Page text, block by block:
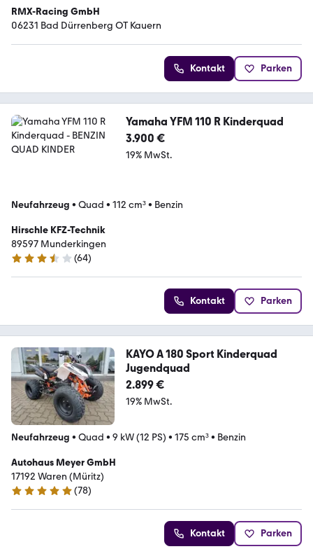
RMX-Racing GmbH
06231 Bad Dürrenberg OT Kauern
Kontakt Parken
Yamaha YFM 110 R Kinderquad
3.900 €
19% MwSt.
Neufahrzeug • Quad • 112 cm³• Benzin
Hirschle KFZ-Technik
89597 Munderkingen
3.3 Sterne
(64)
Kontakt Parken
KAYO A 180 Sport Kinderquad
Jugendquad
2.899 €
19% MwSt.
Neufahrzeug • Quad • 9 kW (12 PS) • 175 cm³• Benzin
Autohaus Meyer GmbH
17192 Waren (Müritz)
4.8 Sterne
(78)
Kontakt Parken